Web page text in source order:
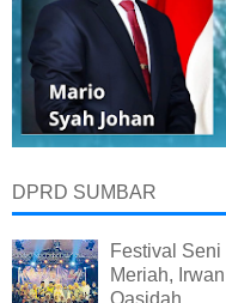
DPRD SUMBAR
Festival
Meriah,
Qasidah